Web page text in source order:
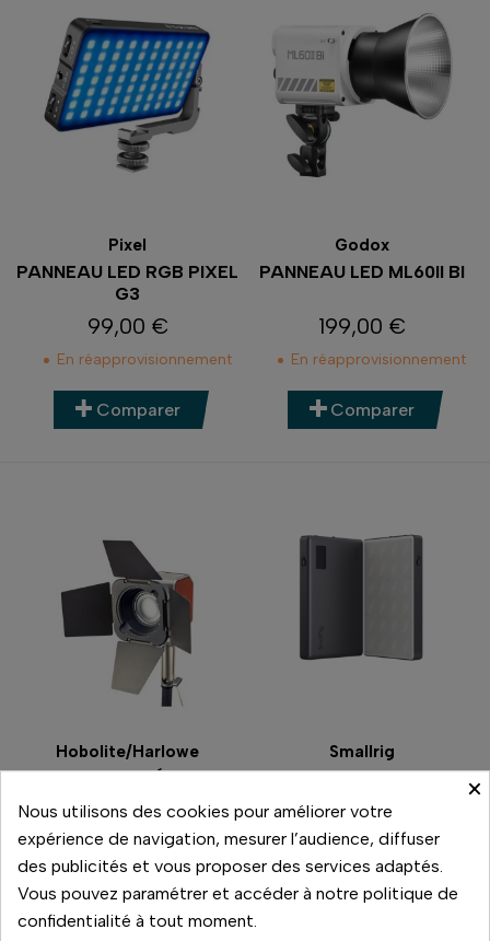
Pixel
PANNEAU LED RGB PIXEL
G3
Prix
99,00 €
En réapprovisionnement
Comparer
Godox
PANNEAU LED ML60II BI
Prix
199,00 €
En réapprovisionnement
Comparer
Hobolite/Harlowe
AC/DC
Prix
1 399,00 €
Nous contacter
Comparer
Smallrig
SMALLRIG RM120
Prix
79,00 €
En réapprovisionnement
×
Nous utilisons des cookies pour améliorer votre
expérience de navigation, mesurer l’audience, diffuser
des publicités et vous proposer des services adaptés.
Vous pouvez paramétrer et accéder à notre politique de
confidentialité à tout moment.